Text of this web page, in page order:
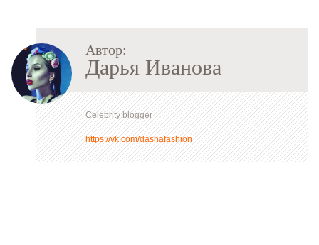
Автор:
Дарья Иванова
Celebrity blogger
https://vk.com/dashafashion